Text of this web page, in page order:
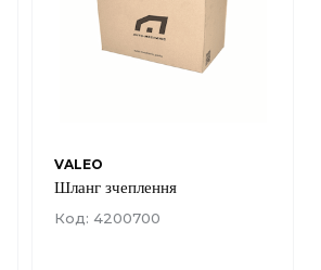
VALEO
Шланг зчеплення
Код: 4200700